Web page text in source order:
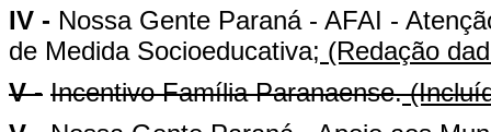
IV - Nossa Gente Paraná - AFAI -
de Medida Socioeducativa; (Redação
V - Incentivo Família Paranaense.